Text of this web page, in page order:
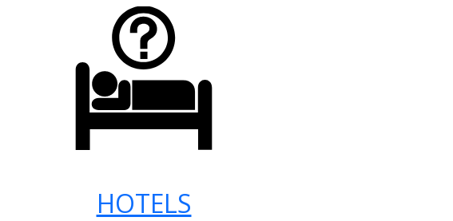
HOTELS